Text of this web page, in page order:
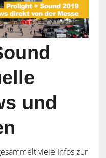
und
viele Infos zur